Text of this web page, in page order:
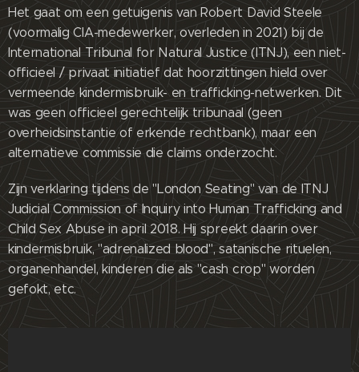
Het gaat om een getuigenis van Robert David Steele
(voormalig CIA-medewerker, overleden in 2021) bij de
International Tribunal for Natural Justice (ITNJ), een niet-
officieel / privaat initiatief dat hoorzittingen hield over
vermeende kindermisbruik- en trafficking-netwerken. Dit
was geen officieel gerechtelijk tribunaal (geen
overheidsinstantie of erkende rechtbank), maar een
alternatieve commissie die claims onderzocht.
Zijn verklaring tijdens de "London Seating" van de ITNJ
Judicial Commission of Inquiry into Human Trafficking and
Child Sex Abuse in april 2018. Hij spreekt daarin over
kindermisbruik, "adrenalized blood", satanische rituelen,
organenhandel, kinderen die als "cash crop" worden
gefokt, etc.